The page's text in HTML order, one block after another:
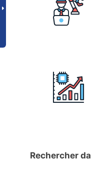
Rechercher